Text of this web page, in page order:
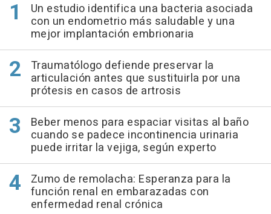
Un estudio identifica una bacteria asociada
con un endometrio más saludable y una
mejor implantación embrionaria
Traumatólogo defiende preservar la
articulación antes que sustituirla por una
prótesis en casos de artrosis
Beber menos para espaciar visitas al baño
cuando se padece incontinencia urinaria
puede irritar la vejiga, según experto
Zumo de remolacha: Esperanza para la
función renal en embarazadas con
enfermedad renal crónica